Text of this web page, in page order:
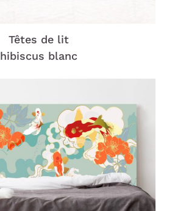
Têtes de lit
hibiscus blanc